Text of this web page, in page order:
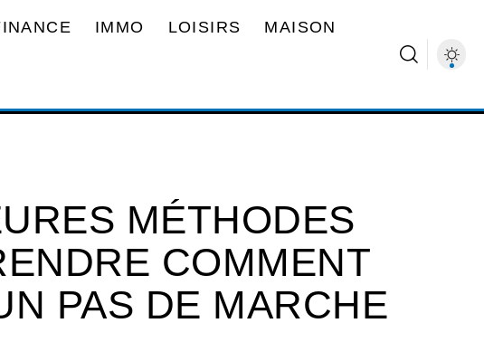
IMMO LOISIRS MAISON
MÉTHODES
COMMENT
PAS DE MARCHE